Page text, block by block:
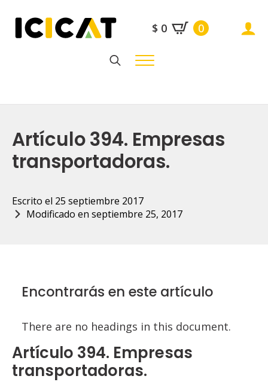
$ 0 0
Artículo 394. Empresas
transportadoras.
Escrito el 25 septiembre 2017
Modificado en septiembre 25, 2017
Encontrarás en este artículo
There are no headings in this document.
Artículo 394. Empresas
transportadoras.